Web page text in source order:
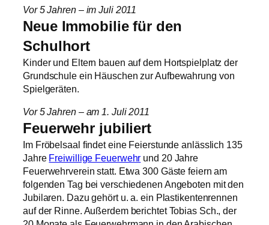
Vor 5 Jahren – im Juli 2011
Neue Immobilie für den
Schulhort
Kinder und Eltern bauen auf dem Hortspielplatz der
Grundschule ein Häuschen zur Aufbewahrung von
Spielgeräten.
Vor 5 Jahren – am 1. Juli 2011
Feuerwehr jubiliert
Im Fröbelsaal findet eine Feierstunde anlässlich 135
Jahre Freiwillige Feuerwehr und 20 Jahre
Feuerwehrverein statt. Etwa 300 Gäste feiern am
folgenden Tag bei verschiedenen Angeboten mit den
Jubilaren. Dazu gehört u. a. ein Plastikentenrennen
auf der Rinne. Außerdem berichtet Tobias Sch., der